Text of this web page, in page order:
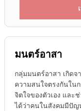
มนตร์อาสา
กลุ่มมนตร์อาสา เกิด
ความสนใจตรงกันใน
จิตใจของตัวเอง และ
ได้ว่าคนในสังคมมีปัญ